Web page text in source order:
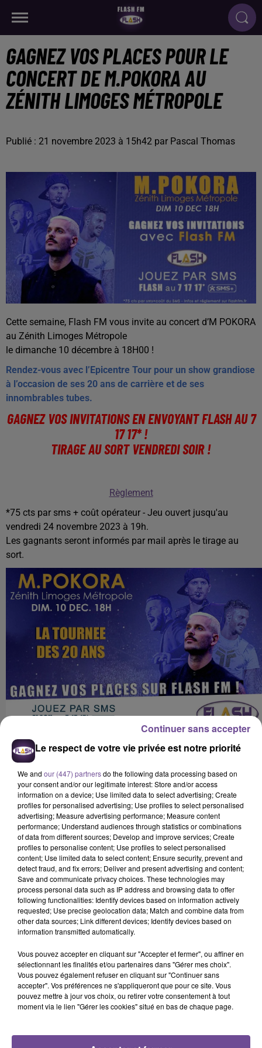
GAGNEZ VOS PLACES POUR LE
CONCERT DE M.POKORA AU
ZÉNITH LIMOGES MÉTROPOLE
Publié : 21 novembre 2023 à 15h42 par Pascal Thomas
Cette semaine, Flash FM vous invite au concert d’M POKORA
au Zénith Limoges Métropole
le dimanche 10 décembre à 18H00 !
Rendez-vous avec l’Epicentre Tour pour un show grandiose
à l’occasion de ses 20 ans de carrière et de ses
innombrables tubes.
GAGNEZ VOS INVITATIONS EN ENVOYANT FLASH AU 7
17 17* !
TIRAGE AU SORT VENDREDI SOIR !
Règlement
*75 cts par sms + coût opérateur - Jeu ouvert jusqu'au
vendredi 24 novembre 2023 à 19h.
Les gagnants seront informés par mail après le tirage au
sort.
A LA UNE
9h44
Incendie : des enfants bloqués dans les fumées
toxiques
6 août 2026
Creuse : Un homme reconnaît être l’auteur d’une
dizaine d’incendies
6 août 2026
appel à témoins
4 août 2026
Agriculteurs
Le respect de votre vie privée est notre priorité
We and our (447) partnersdo the following data processing based on
your consent and/or our legitimate interest: Store and/or access
information on a device; Use limited data to select advertising; Create
profiles for personalised advertising; Use profiles to select personalised
advertising; Measure advertising performance; Measure content
performance; Understand audiences through statistics or combinations
of data from different sources; Develop and improve services; Create
profiles to personalise content; Use profiles to select personalised
content; Use limited data to select content; Ensure security, prevent and
detect fraud, and fix errors; Deliver and present advertising and content;
Save and communicate privacy choices. These technologies may
process personal data such as IP address and browsing data to offer
following functionalities: Identify devices based on information actively
requested; Use precise geolocation data; Match and combine data from
other data sources; Link different devices; Identify devices based on
information transmitted automatically.
Vous pouvez accepter en cliquant sur "Accepter et fermer", ou affiner en
sélectionnant les finalités et/ou partenaires dans "Gérer mes choix".
Vous pouvez également refuser en cliquant sur "Continuer sans
accepter". Vos préférences ne s'appliqueront que pour ce site. Vous
pouvez mettre à jour vos choix, ou retirer votre consentement à tout
moment via le lien "Gérer les cookies" situé en bas de chaque page.
Continuer sans accepter